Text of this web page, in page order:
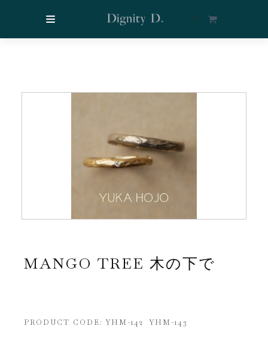
$ 0
MANGO TREE 木の下で
PRODUCT CODE: YHM-142 YHM-143